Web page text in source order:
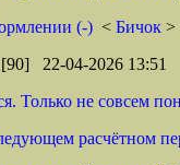
(-) < Бичок >
22-04-2026 13:51
Только не совсем
расчётном